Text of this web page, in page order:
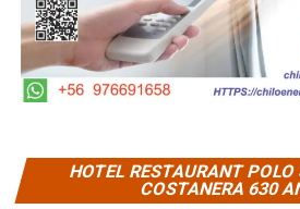
HOTEL RESTAURANT POLO
COSTANERA 630